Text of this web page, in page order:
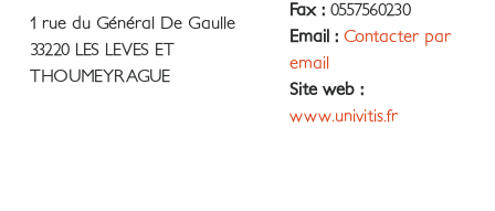
1 rue du Général De Gaulle
33220 LES LEVES ET
THOUMEYRAGUE
Fax : 0557560230
Email : Contacter par
email
Site web :
www.univitis.fr